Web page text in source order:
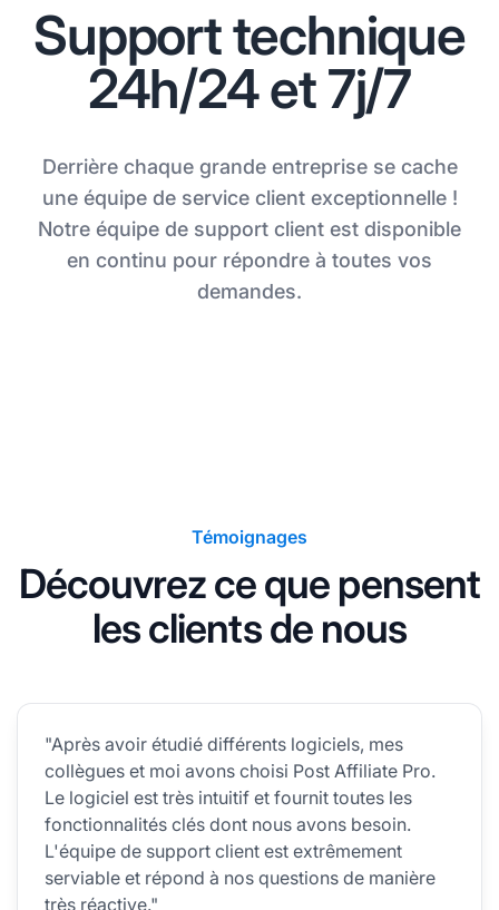
Support technique
24h/24 et 7j/7
Derrière chaque grande entreprise se cache
une équipe de service client exceptionnelle !
Notre équipe de support client est disponible
en continu pour répondre à toutes vos
demandes.
Témoignages
Découvrez ce que pensent
les clients de nous
"Après avoir étudié différents logiciels, mes
collègues et moi avons choisi Post Affiliate Pro.
Le logiciel est très intuitif et fournit toutes les
fonctionnalités clés dont nous avons besoin.
L'équipe de support client est extrêmement
serviable et répond à nos questions de manière
très réactive."